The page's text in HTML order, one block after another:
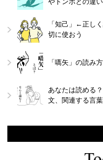
やトンボとの違
「知己」←正し
切に使おう
「嚆矢」の読み
あなたは読める
文、関連する言